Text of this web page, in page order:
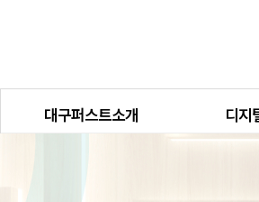
대구퍼스트소개 디지